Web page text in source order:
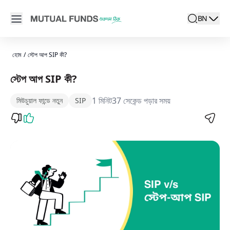
Open main menu
search
Locale
BN
active
হোম / স্টেপ আপ SIP কী?
স্টেপ আপ SIP কী?
মিউচুয়াল ফান্ডে নতুন SIP 1 মিনিট37 সেকেন্ড পড়ার সময়